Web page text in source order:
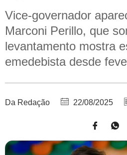
Vice-governador
Marconi Perillo, que
levantamento mostra
emedebista desde
Da Redação 22/08/2025